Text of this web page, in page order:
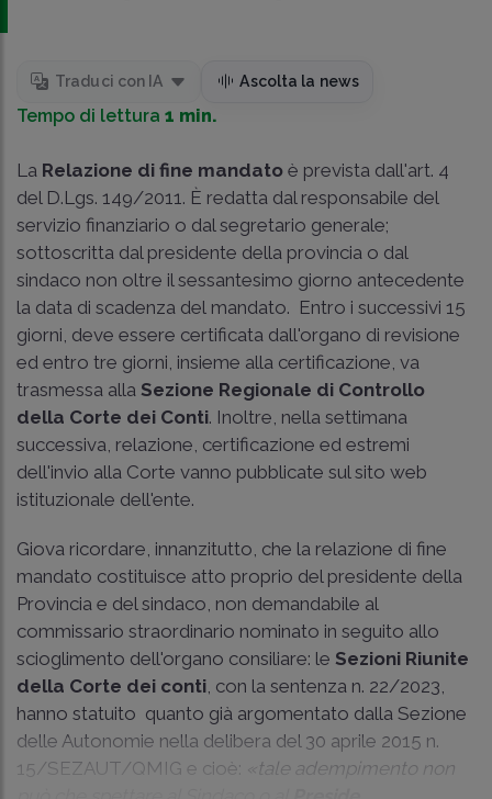
Traduci con IA Ascolta la news
Tempo di lettura 1 min.
La Relazione di fine mandato è prevista dall'art. 4
del D.Lgs. 149/2011 . È redatta dal responsabile del
servizio finanziario o dal segretario generale;
sottoscritta dal presidente della provincia o dal
sindaco non oltre il sessantesimo giorno antecedente
la data di scadenza del mandato. Entro i successivi 15
giorni, deve essere certificata dall'organo di revisione
ed entro tre giorni, insieme alla certificazione, va
trasmessa alla Sezione Regionale di Controllo
della Corte dei Conti. Inoltre, nella settimana
successiva, relazione, certificazione ed estremi
dell'invio alla Corte vanno pubblicate sul sito web
istituzionale dell'ente.
Giova ricordare, innanzitutto, che la relazione di fine
mandato costituisce atto proprio del presidente della
Provincia e del sindaco, non demandabile al
commissario straordinario nominato in seguito allo
scioglimento dell'organo consiliare: le Sezioni Riunite
della Corte dei conti , con la sentenza n. 22/2023
hanno statuito quanto già argomentato dalla Sezione
delle Autonomie nella delibera del 30 aprile 2015 n.
15/SEZAUT/QMIG e cioè: «tale adempimento non